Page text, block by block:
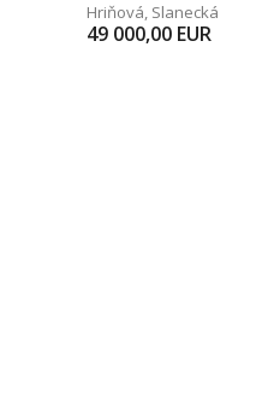
Hriňová, Slanecká
49 000,00 EUR